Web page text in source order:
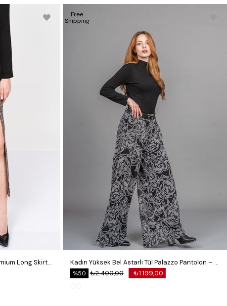
Royal Plaid Slit Skirt – Ekose Premium Long Skirt 6831
Kadın Yüksek Bel Astarlı Tül Palazzo Pantolon – Lastikli Bel Bol Paça Esnek 30342
₺1.199,00
₺2.400,00
%50
Free
Shipping